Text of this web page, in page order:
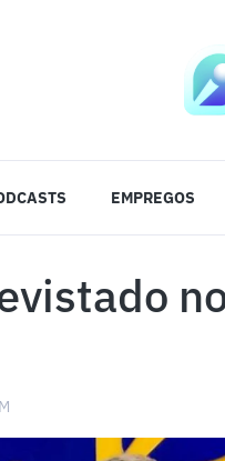
EMPREGOS